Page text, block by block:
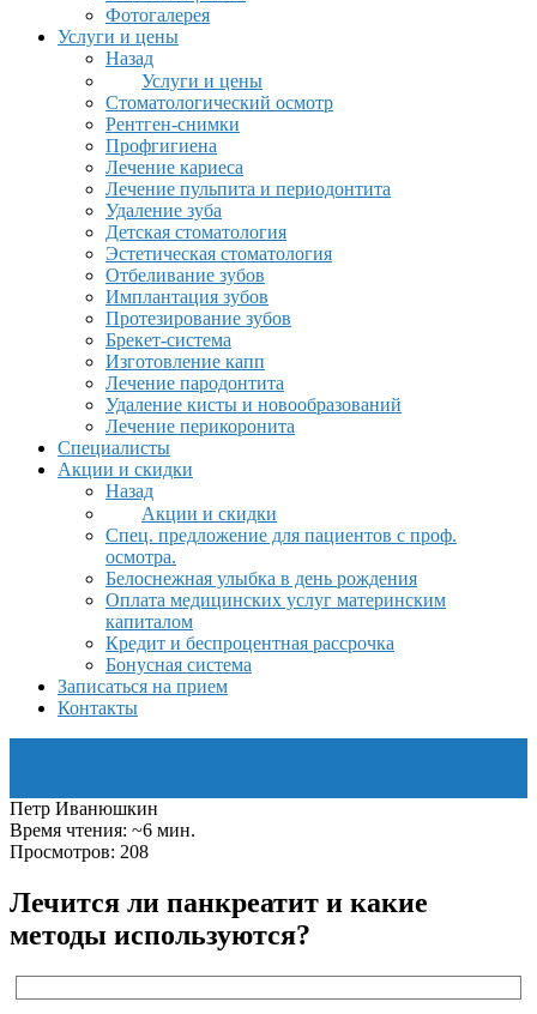
Фотогалерея
Услуги и цены
Назад
Услуги и цены
Стоматологический осмотр
Рентген-снимки
Профгигиена
Лечение кариеса
Лечение пульпита и периодонтита
Удаление зуба
Детская стоматология
Эстетическая стоматология
Отбеливание зубов
Имплантация зубов
Протезирование зубов
Брекет-система
Изготовление капп
Лечение пародонтита
Удаление кисты и новообразований
Лечение перикоронита
Специалисты
Акции и скидки
Назад
Акции и скидки
Спец. предложение для пациентов с проф.
осмотра.
Белоснежная улыбка в день рождения
Оплата медицинских услуг материнским
капиталом
Кредит и беспроцентная рассрочка
Бонусная система
Записаться на прием
Контакты
Петр Иванюшкин
Время чтения: ~6 мин.
Просмотров: 208
Лечится ли панкреатит и какие
методы используются?